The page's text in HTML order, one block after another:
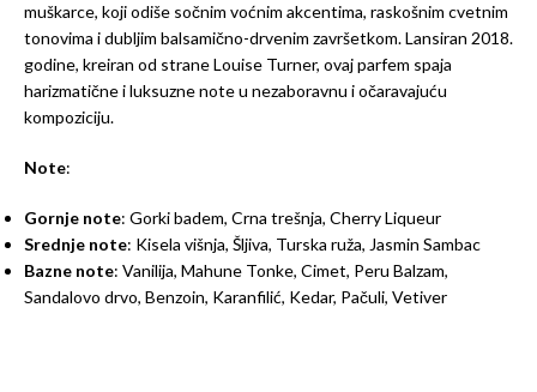
muškarce, koji odiše sočnim voćnim akcentima, raskošnim cvetnim
tonovima i dubljim balsamično-drvenim završetkom. Lansiran 2018.
godine, kreiran od strane Louise Turner, ovaj parfem spaja
harizmatične i luksuzne note u nezaboravnu i očaravajuću
kompoziciju.
Note:
Gornje note: Gorki badem, Crna trešnja, Cherry Liqueur
Srednje note: Kisela višnja, Šljiva, Turska ruža, Jasmin Sambac
Bazne note: Vanilija, Mahune Tonke, Cimet, Peru Balzam,
Sandalovo drvo, Benzoin, Karanfilić, Kedar, Pačuli, Vetiver